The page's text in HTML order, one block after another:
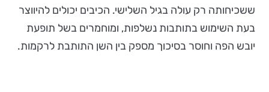
ששכיחותה רק עולה בגיל השלישי. הכיבים יכולים להיווצר
בעת השימוש בתותבות נשלפות, ומוחמרים בשל תופעת
יובש הפה וחוסר בסיכוך מספק בין השן התותבת לרקמות.